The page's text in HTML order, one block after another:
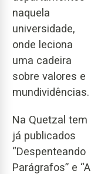
naquela
universidade,
onde leciona
uma cadeira
sobre valores e
mundividências.
Na Quetzal tem
já publicados
“Despenteando
Parágrafos” e “A